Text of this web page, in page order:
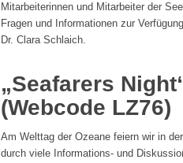
Mitarbeiterinnen und Mitarbeiter der
Fragen und Informationen zur
Dr. Clara Schlaich.
„Seafarers Night
(Webcode LZ76)
Am Welttag der Ozeane feiern wir in
durch viele Informations- und